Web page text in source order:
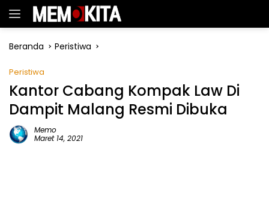
Langsung
Beranda
Peristiwa
Peristiwa
Kantor Cabang Kompak Law Di
Dampit Malang Resmi Dibuka
Memo
Maret 14, 2021